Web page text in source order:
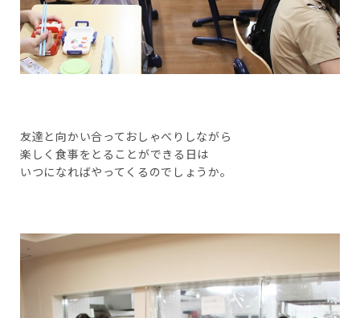
友達と向かい合っておしゃべりしながら
楽しく食事をとることができる日は
いつになればやってくるのでしょうか。